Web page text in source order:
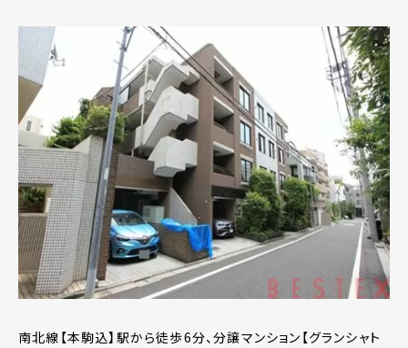
南北線【本駒込】駅から徒歩6分、分譲マンション【グランシャト